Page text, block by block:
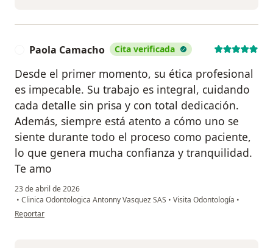
Paola Camacho Cita verificada
Desde el primer momento, su ética profesional
es impecable. Su trabajo es integral, cuidando
cada detalle sin prisa y con total dedicación.
Además, siempre está atento a cómo uno se
siente durante todo el proceso como paciente,
lo que genera mucha confianza y tranquilidad.
Te amo
23 de abril de 2026
• Clinica Odontologica Antonny Vasquez SAS • Visita Odontología •
en opinión del usuario Paola Camacho
Reportar